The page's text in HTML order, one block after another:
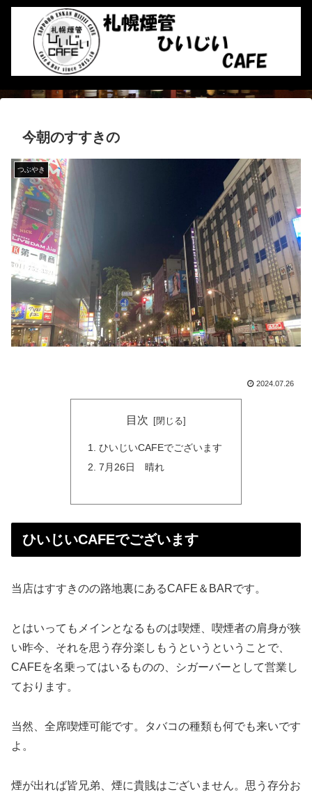
今朝のすすきの
つぶやき
2024.07.26
目次
ひいじいCAFEでございます
7月26日 晴れ
ひいじいCAFEでございます
当店はすすきのの路地裏にあるCAFE＆BARです。
とはいってもメインとなるものは喫煙、喫煙者の肩身が狭
い昨今、それを思う存分楽しもうというということで、
CAFEを名乗ってはいるものの、シガーバーとして営業し
ております。
当然、全席喫煙可能です。タバコの種類も何でも来いです
よ。
煙が出れば皆兄弟、煙に貴賎はございません。思う存分お